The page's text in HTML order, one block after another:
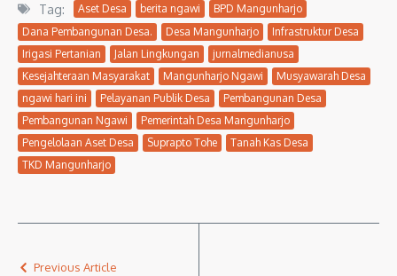
Tag: Aset Desa berita ngawi
BPD Mangunharjo
Dana Pembangunan Desa.
Desa Mangunharjo
Infrastruktur Desa
Irigasi Pertanian
Jalan Lingkungan
jurnalmedianusa
Kesejahteraan Masyarakat
Mangunharjo Ngawi
Musyawarah Desa
ngawi hari ini
Pelayanan Publik Desa
Pembangunan Desa
Pembangunan Ngawi
Pemerintah Desa Mangunharjo
Pengelolaan Aset Desa
Suprapto Tohe
Tanah Kas Desa
TKD Mangunharjo
Previous Article